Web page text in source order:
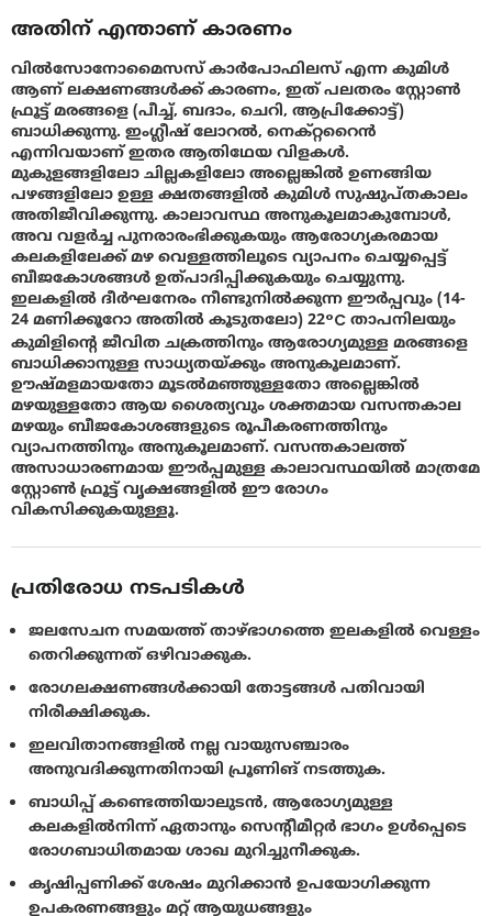
അതിന് എന്താണ് കാരണം
വിൽസോനോമൈസസ് കാർപോഫിലസ് എന്ന കുമിൾ
ആണ് ലക്ഷണങ്ങൾക്ക് കാരണം, ഇത് പലതരം സ്റ്റോൺ
ഫ്രൂട്ട് മരങ്ങളെ (പീച്ച്, ബദാം, ചെറി, ആപ്രിക്കോട്ട്)
ബാധിക്കുന്നു. ഇംഗ്ലീഷ് ലോറൽ, നെക്റ്ററൈൻ
എന്നിവയാണ് ഇതര ആതിഥേയ വിളകൾ.
മുകുളങ്ങളിലോ ചില്ലകളിലോ അല്ലെങ്കിൽ ഉണങ്ങിയ
പഴങ്ങളിലോ ഉള്ള ക്ഷതങ്ങളിൽ കുമിൾ സുഷുപ്തകാലം
അതിജീവിക്കുന്നു. കാലാവസ്ഥ അനുകൂലമാകുമ്പോൾ,
അവ വളർച്ച പുനരാരംഭിക്കുകയും ആരോഗ്യകരമായ
കലകളിലേക്ക് മഴ വെള്ളത്തിലൂടെ വ്യാപനം ചെയ്യപ്പെട്ട്
ബീജകോശങ്ങൾ ഉത്പാദിപ്പിക്കുകയും ചെയ്യുന്നു.
ഇലകളിൽ ദീർഘനേരം നീണ്ടുനിൽക്കുന്ന ഈർപ്പവും (14-
24 മണിക്കൂറോ അതിൽ കൂടുതലോ) 22°C താപനിലയും
കുമിളിന്റെ ജീവിത ചക്രത്തിനും ആരോഗ്യമുള്ള മരങ്ങളെ
ബാധിക്കാനുള്ള സാധ്യതയ്ക്കും അനുകൂലമാണ്.
ഊഷ്മളമായതോ മൂടൽമഞ്ഞുള്ളതോ അല്ലെങ്കിൽ
മഴയുള്ളതോ ആയ ശൈത്യവും ശക്തമായ വസന്തകാല
മഴയും ബീജകോശങ്ങളുടെ രൂപീകരണത്തിനും
വ്യാപനത്തിനും അനുകൂലമാണ്. വസന്തകാലത്ത്
അസാധാരണമായ ഈർപ്പമുള്ള കാലാവസ്ഥയിൽ മാത്രമേ
സ്റ്റോണ്‍ ഫ്രൂട്ട് വൃക്ഷങ്ങളിൽ ഈ രോഗം
വികസിക്കുകയുള്ളൂ.
പ്രതിരോധ നടപടികൾ
ജലസേചന സമയത്ത് താഴ്ഭാഗത്തെ ഇലകളിൽ വെള്ളം
തെറിക്കുന്നത് ഒഴിവാക്കുക.
രോഗലക്ഷണങ്ങൾക്കായി തോട്ടങ്ങൾ പതിവായി
നിരീക്ഷിക്കുക.
ഇലവിതാനങ്ങളില്‍ നല്ല വായുസഞ്ചാരം
അനുവദിക്കുന്നതിനായി പ്രൂണിങ് നടത്തുക.
ബാധിപ്പ് കണ്ടെത്തിയാലുടൻ, ആരോഗ്യമുള്ള
കലകളിൽനിന്ന് ഏതാനും സെന്റീമീറ്റർ ഭാഗം ഉൾപ്പെടെ
രോഗബാധിതമായ ശാഖ മുറിച്ചുനീക്കുക.
കൃഷിപ്പണിക്ക് ശേഷം മുറിക്കാൻ ഉപയോഗിക്കുന്ന
ഉപകരണങ്ങളും മറ്റ് ആയുധങ്ങളും